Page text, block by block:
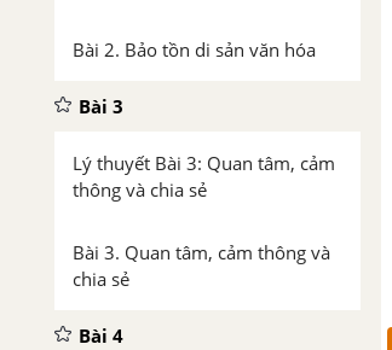
Bài 2. Bảo tồn di sản văn hóa
Bài 3
Lý thuyết Bài 3: Quan tâm, cảm
thông và chia sẻ
Bài 3. Quan tâm, cảm thông và
chia sẻ
Bài 4